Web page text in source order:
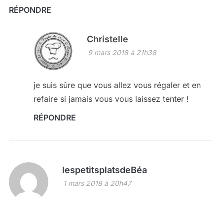
RÉPONDRE
Christelle
9 mars 2018 à 21h38
je suis sûre que vous allez vous régaler et en
refaire si jamais vous vous laissez tenter !
RÉPONDRE
lespetitsplatsdeBéa
1 mars 2018 à 20h47